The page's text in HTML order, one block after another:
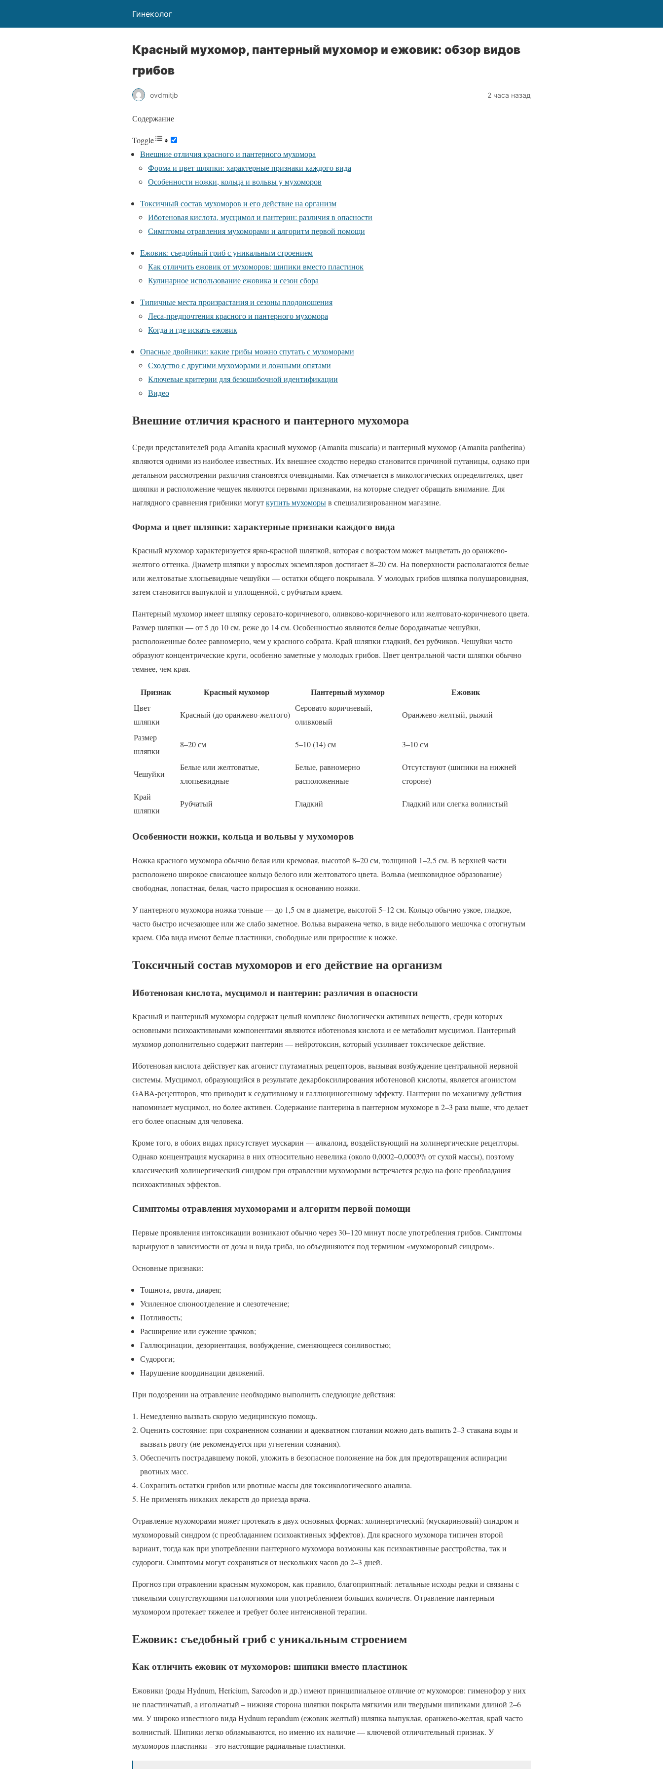
Гинеколог
Красный мухомор, пантерный мухомор и ежовик: обзор видов
грибов
ovdmitjb 2 часа назад
Содержание
Toggle
Внешние отличия красного и пантерного мухомора
Форма и цвет шляпки: характерные признаки каждого вида
Особенности ножки, кольца и вольвы у мухоморов
Токсичный состав мухоморов и его действие на организм
Иботеновая кислота, мусцимол и пантерин: различия в опасности
Симптомы отравления мухоморами и алгоритм первой помощи
Ежовик: съедобный гриб с уникальным строением
Как отличить ежовик от мухоморов: шипики вместо пластинок
Кулинарное использование ежовика и сезон сбора
Типичные места произрастания и сезоны плодоношения
Леса-предпочтения красного и пантерного мухомора
Когда и где искать ежовик
Опасные двойники: какие грибы можно спутать с мухоморами
Сходство с другими мухоморами и ложными опятами
Ключевые критерии для безошибочной идентификации
Видео
Внешние отличия красного и пантерного мухомора
Среди представителей рода Amanita красный мухомор (Amanita muscaria) и пантерный мухомор (Amanita pantherina)
являются одними из наиболее известных. Их внешнее сходство нередко становится причиной путаницы, однако при
детальном рассмотрении различия становятся очевидными. Как отмечается в микологических определителях, цвет
шляпки и расположение чешуек являются первыми признаками, на которые следует обращать внимание. Для
наглядного сравнения грибники могуткупить мухоморыв специализированном магазине.
Форма и цвет шляпки: характерные признаки каждого вида
Красный мухомор характеризуется ярко-красной шляпкой, которая с возрастом может выцветать до оранжево-
желтого оттенка. Диаметр шляпки у взрослых экземпляров достигает 8–20 см. На поверхности располагаются белые
или желтоватые хлопьевидные чешуйки — остатки общего покрывала. У молодых грибов шляпка полушаровидная,
затем становится выпуклой и уплощенной, с рубчатым краем.
Пантерный мухомор имеет шляпку серовато-коричневого, оливково-коричневого или желтовато-коричневого цвета.
Размер шляпки — от 5 до 10 см, реже до 14 см. Особенностью являются белые бородавчатые чешуйки,
расположенные более равномерно, чем у красного собрата. Край шляпки гладкий, без рубчиков. Чешуйки часто
образуют концентрические круги, особенно заметные у молодых грибов. Цвет центральной части шляпки обычно
темнее, чем края.
Признак Красный мухомор Пантерный мухомор Ежовик
Цвет
шляпки
Красный (до оранжево-желтого)
Серовато-коричневый,
оливковый
Оранжево-желтый, рыжий
Размер
шляпки
8–20 см 5–10 (14) см 3–10 см
Чешуйки
Белые или желтоватые,
хлопьевидные
Белые, равномерно
расположенные
Отсутствуют (шипики на нижней
стороне)
Край
шляпки
Рубчатый Гладкий Гладкий или слегка волнистый
Особенности ножки, кольца и вольвы у мухоморов
Ножка красного мухомора обычно белая или кремовая, высотой 8–20 см, толщиной 1–2,5 см. В верхней части
расположено широкое свисающее кольцо белого или желтоватого цвета. Вольва (мешковидное образование)
свободная, лопастная, белая, часто приросшая к основанию ножки.
У пантерного мухомора ножка тоньше — до 1,5 см в диаметре, высотой 5–12 см. Кольцо обычно узкое, гладкое,
часто быстро исчезающее или же слабо заметное. Вольва выражена четко, в виде небольшого мешочка с отогнутым
краем. Оба вида имеют белые пластинки, свободные или приросшие к ножке.
Токсичный состав мухоморов и его действие на организм
Иботеновая кислота, мусцимол и пантерин: различия в опасности
Красный и пантерный мухоморы содержат целый комплекс биологически активных веществ, среди которых
основными психоактивными компонентами являются иботеновая кислота и ее метаболит мусцимол. Пантерный
мухомор дополнительно содержит пантерин — нейротоксин, который усиливает токсическое действие.
Иботеновая кислота действует как агонист глутаматных рецепторов, вызывая возбуждение центральной нервной
системы. Мусцимол, образующийся в результате декарбоксилирования иботеновой кислоты, является агонистом
GABA-рецепторов, что приводит к седативному и галлюциногенному эффекту. Пантерин по механизму действия
напоминает мусцимол, но более активен. Содержание пантерина в пантерном мухоморе в 2–3 раза выше, что делает
его более опасным для человека.
Кроме того, в обоих видах присутствует мускарин — алкалоид, воздействующий на холинергические рецепторы.
Однако концентрация мускарина в них относительно невелика (около 0,0002–0,0003% от сухой массы), поэтому
классический холинергический синдром при отравлении мухоморами встречается редко на фоне преобладания
психоактивных эффектов.
Симптомы отравления мухоморами и алгоритм первой помощи
Первые проявления интоксикации возникают обычно через 30–120 минут после употребления грибов. Симптомы
варьируют в зависимости от дозы и вида гриба, но объединяются под термином «мухоморовый синдром».
Основные признаки:
Тошнота, рвота, диарея;
Усиленное слюноотделение и слезотечение;
Потливость;
Расширение или сужение зрачков;
Галлюцинации, дезориентация, возбуждение, сменяющееся сонливостью;
Судороги;
Нарушение координации движений.
При подозрении на отравление необходимо выполнить следующие действия:
Немедленно вызвать скорую медицинскую помощь.
Оценить состояние: при сохраненном сознании и адекватном глотании можно дать выпить 2–3 стакана воды и
вызвать рвоту (не рекомендуется при угнетении сознания).
Обеспечить пострадавшему покой, уложить в безопасное положение на бок для предотвращения аспирации
рвотных масс.
Сохранить остатки грибов или рвотные массы для токсикологического анализа.
Не применять никаких лекарств до приезда врача.
Отравление мухоморами может протекать в двух основных формах: холинергический (мускариновый) синдром и
мухоморовый синдром (с преобладанием психоактивных эффектов). Для красного мухомора типичен второй
вариант, тогда как при употреблении пантерного мухомора возможны как психоактивные расстройства, так и
судороги. Симптомы могут сохраняться от нескольких часов до 2–3 дней.
Прогноз при отравлении красным мухомором, как правило, благоприятный: летальные исходы редки и связаны с
тяжелыми сопутствующими патологиями или употреблением больших количеств. Отравление пантерным
мухомором протекает тяжелее и требует более интенсивной терапии.
Ежовик: съедобный гриб с уникальным строением
Как отличить ежовик от мухоморов: шипики вместо пластинок
Ежовики (роды Hydnum, Hericium, Sarcodon и др.) имеют принципиальное отличие от мухоморов: гименофор у них
не пластинчатый, а игольчатый – нижняя сторона шляпки покрыта мягкими или твердыми шипиками длиной 2–6
мм. У широко известного вида Hydnum repandum (ежовик желтый) шляпка выпуклая, оранжево-желтая, край часто
волнистый. Шипики легко обламываются, но именно их наличие — ключевой отличительный признак. У
мухоморов пластинки – это настоящие радиальные пластинки.